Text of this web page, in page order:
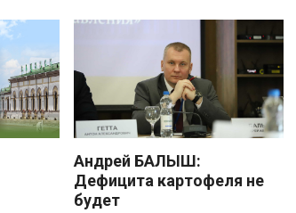
Андрей БАЛЫШ:
Дефицита картофеля не
будет